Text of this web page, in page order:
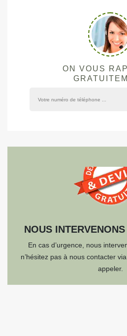
ON VOUS
NOUS
En cas d’urgence, nous
n’hésitez pas à nous contacter
appeler.